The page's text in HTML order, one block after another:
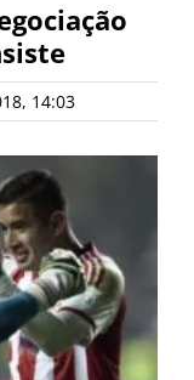
14:03